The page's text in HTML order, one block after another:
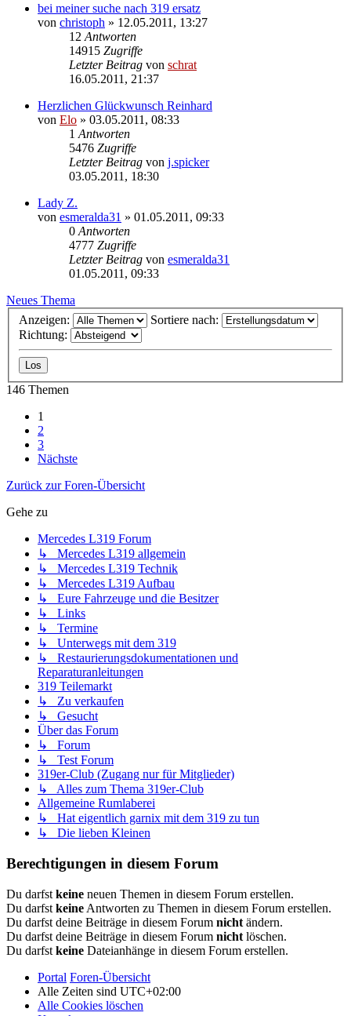
bei meiner suche nach 319 ersatz
von christoph » 12.05.2011, 13:27
12 Antworten
14915 Zugriffe
Letzter Beitrag von schrat
16.05.2011, 21:37
Herzlichen Glückwunsch Reinhard
von Elo » 03.05.2011, 08:33
1 Antworten
5476 Zugriffe
Letzter Beitrag von j.spicker
03.05.2011, 18:30
Lady Z.
von esmeralda31 » 01.05.2011, 09:33
0 Antworten
4777 Zugriffe
Letzter Beitrag von esmeralda31
01.05.2011, 09:33
Neues Thema
Anzeigen:
Sortiere nach:
Richtung:
146 Themen
1
2
3
Nächste
Zurück zur Foren-Übersicht
Gehe zu
Mercedes L319 Forum
↳ Mercedes L319 allgemein
↳ Mercedes L319 Technik
↳ Mercedes L319 Aufbau
↳ Eure Fahrzeuge und die Besitzer
↳ Links
↳ Termine
↳ Unterwegs mit dem 319
↳ Restaurierungsdokumentationen und
Reparaturanleitungen
319 Teilemarkt
↳ Zu verkaufen
↳ Gesucht
Über das Forum
↳ Forum
↳ Test Forum
319er-Club (Zugang nur für Mitglieder)
↳ Alles zum Thema 319er-Club
Allgemeine Rumlaberei
↳ Hat eigentlich garnix mit dem 319 zu tun
↳ Die lieben Kleinen
Berechtigungen in diesem Forum
Du darfst keine neuen Themen in diesem Forum erstellen.
Du darfst keine Antworten zu Themen in diesem Forum erstellen.
Du darfst deine Beiträge in diesem Forum nicht ändern.
Du darfst deine Beiträge in diesem Forum nicht löschen.
Du darfst keine Dateianhänge in diesem Forum erstellen.
Portal Foren-Übersicht
Alle Zeiten sind UTC+02:00
Alle Cookies löschen